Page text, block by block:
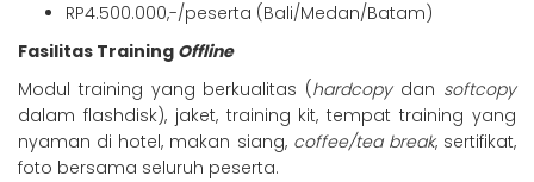
RP4.500.000,-/peserta (Bali/Medan/Batam)
Fasilitas Training Offline
Modul training yang berkualitas (hardcopy dan softcopy
dalam flashdisk), jaket, training kit, tempat training yang
nyaman di hotel, makan siang,coffee/tea break, sertifikat,
foto bersama seluruh peserta.